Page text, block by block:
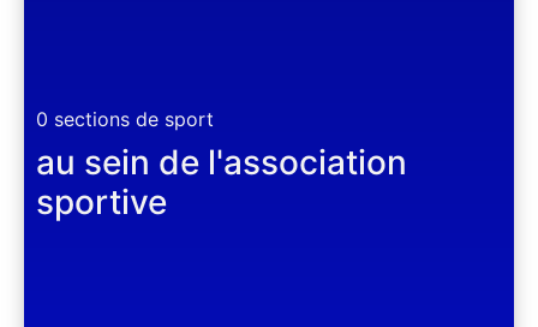
0 sections de sport
au sein de l'association
sportive